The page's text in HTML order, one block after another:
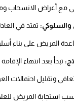
مع أعراض الانسحاب
والسلوكي:
المريض على بناء
وتقليل احتمالات
المريض